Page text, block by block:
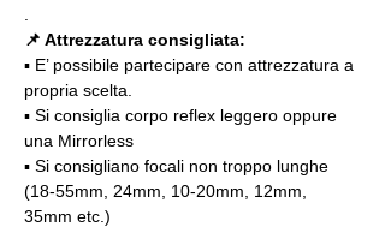
📌 Attrezzatura consigliata:
▪️ E’ possibile partecipare con attrezzatura a
propria scelta.
▪️ Si consiglia corpo reflex leggero oppure
una Mirrorless
▪️ Si consigliano focali non troppo lunghe
(18-55mm, 24mm, 10-20mm, 12mm,
35mm etc.)